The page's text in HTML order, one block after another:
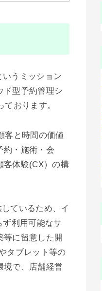
うミッション
ド型予約管理シ
おります。
客と時間の価値
約・施術・会
客体験(CX）の構
ているため、イ
利用可能なサ
等に留意した開
タブレット等の
境で、店舗経営